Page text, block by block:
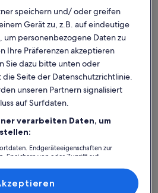
Ferienwohnung/Apartment
Finde deine
im Landhaus bei Bautzen/ OT
speichern und/ oder greifen
Gerät zu, z.B. auf eindeutige
um personenbezogene Daten zu
Ihre Präferenzen akzeptieren
Sie dazu bitte unten oder
Seite der Datenschutzrichtlinie.
unseren Partnern signalisiert
auf Surfdaten.
verarbeiten Daten, um
Endgeräteeigenschaften zur
Speichern von oder Zugriff auf
und der Performance von Inhalten,
Entwicklung und Verbesserung von